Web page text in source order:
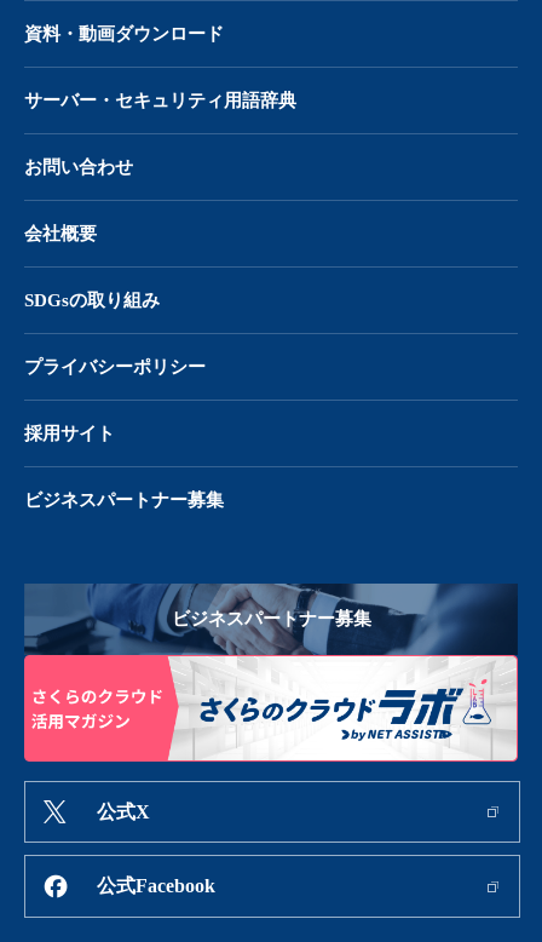
資料・動画ダウンロード
サーバー・ セキュリティ用語辞典
お問い合わせ
会社概要
SDGsの取り組み
プライバシーポリシー
採用サイト
ビジネスパートナー募集
ビジネスパートナー募集
公式X
公式Facebook